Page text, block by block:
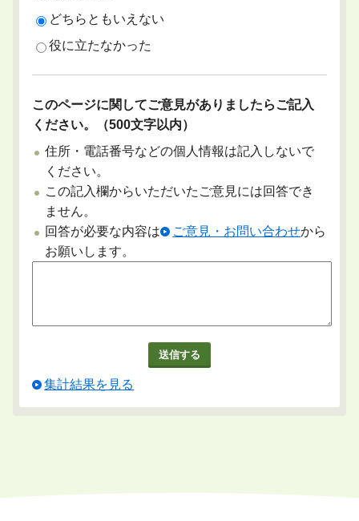
どちらともいえない
役に立たなかった
このページに関してご意見がありましたらご記入
ください。（500文字以内）
住所・電話番号などの個人情報は記入しないで
ください。
この記入欄からいただいたご意見には回答でき
ません。
回答が必要な内容は
ご意見・お問い合わせから
お願いします。
集計結果を見る